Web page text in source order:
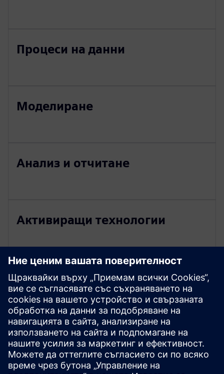
Процеси на данни
Моделиране
Анализ и отчитане
Активиращи технологии
Разгледайте ресурси и
свързани продукти
Предпоставки